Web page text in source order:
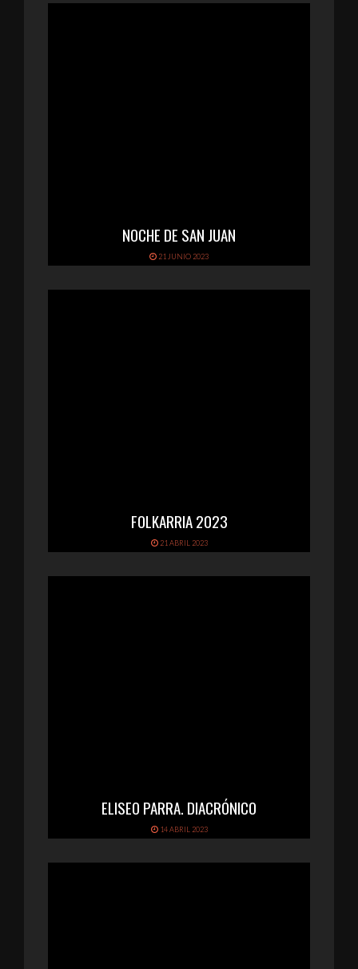
NOCHE DE SAN JUAN
21 JUNIO 2023
FOLKARRIA 2023
21 ABRIL 2023
ELISEO PARRA. DIACRÓNICO
14 ABRIL 2023